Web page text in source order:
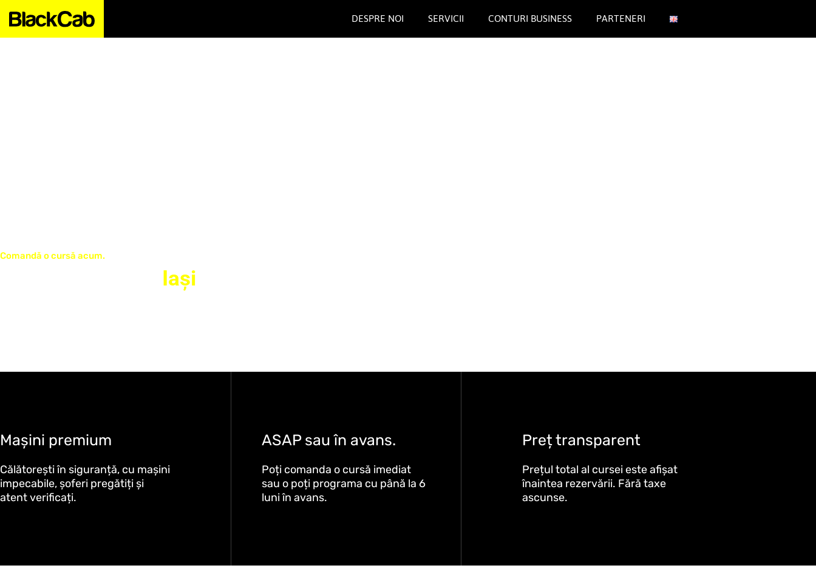
DESPRE NOI SERVICII CONTURI BUSINESS PARTENERI
Comandă o cursă acum.
Iași
Mașini premium
Călătorești în siguranță, cu mașini
impecabile, șoferi pregătiți și
atent verificați.
ASAP sau în avans.
Poți comanda o cursă imediat
sau o poți programa cu până la 6
luni în avans.
Preț transparent
Prețul total al cursei este afișat
înaintea rezervării. Fără taxe
ascunse.